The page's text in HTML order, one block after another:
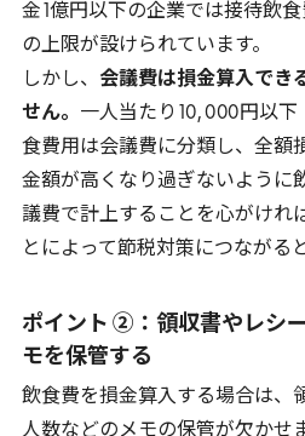
金 1億円以下の企業では接待飲食
の上限が設けられています。
しかし、 会議費は損金算入でき
せん。 一人当たり 10,000円以下
食費用は会議費に分類し、全額
金額が高くなり過ぎないように
議費で計上することを心がけれ
とによって節税対策につながる
ポイント ②：領収書やレシ
モを保管する
飲食費を損金算入する場合は、
人数などのメモの保管が欠かせ